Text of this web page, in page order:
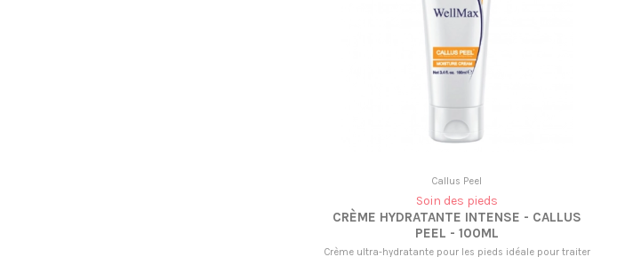
Callus Peel
Soin des pieds
CRÈME HYDRATANTE INTENSE - CALLUS
PEEL - 100ML
Crème ultra-hydratante pour les pieds idéale pour traiter